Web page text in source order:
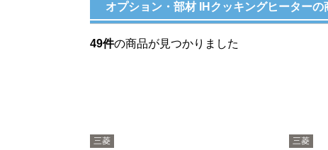
オプション・部材 IHクッキングヒーターの
49件の商品が見つかりました
三菱
三菱